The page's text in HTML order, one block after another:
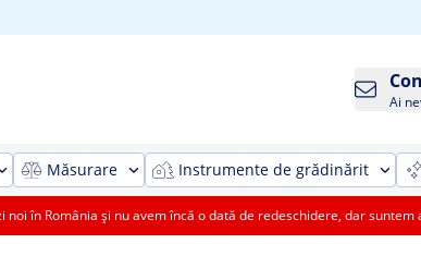
Ai
Măsurare Instrumente de grădinărit
noi în România și nu avem încă o dată de redeschidere, dar